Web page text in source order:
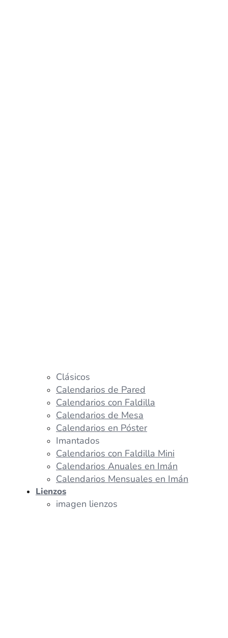
Clásicos
Calendarios de Pared
Calendarios con Faldilla
Calendarios de Mesa
Calendarios en Póster
Imantados
Calendarios con Faldilla Mini
Calendarios Anuales en Imán
Calendarios Mensuales en Imán
Lienzos
imagen lienzos